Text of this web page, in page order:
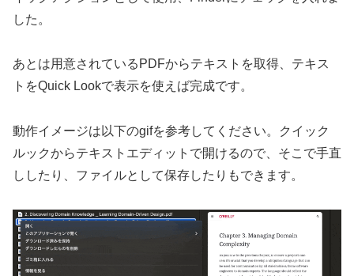
した。
あとは用意されているPDFからテキストを取得、テキス
トをQuick Lookで表示を使えば完成です。
動作イメージは以下のgifを参考してください。クイック
ルックからテキストエディットで開けるので、そこで手直
ししたり、ファイルとして保存したりもできます。